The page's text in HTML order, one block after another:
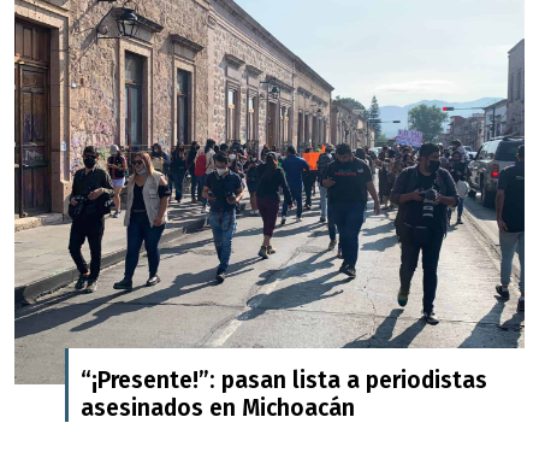
“¡Presente!”: pasan lista a periodistas
asesinados en Michoacán